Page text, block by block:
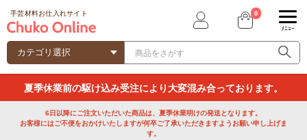
手芸材料お仕入れサイト 0
ﾒﾆｭｰ
夏季休業前の駆け込み受注により大変混み合っております。
6日以降にご注文いただいた商品は、夏季休業明けの発送となります。
お客様にはご不便をおかけいたしますが何卒ご了承いただきますようお願い申し上げま
す。